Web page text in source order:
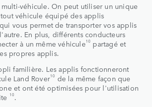
véhicule. On peut utiliser un unique
véhicule équipé des applis
vous permet de transporter vos applis
En plus, différents conducteurs
à un même véhicule10 partagé et
propres applis.
familière. Les applis fonctionneront
Land Rover10 de la même façon que
et ont été optimisées pour l'utilisation
10.